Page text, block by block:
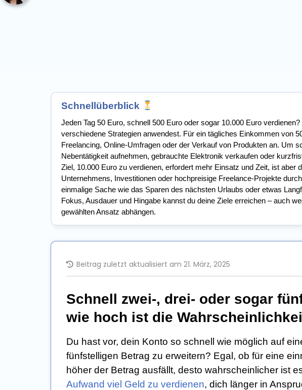
Schnellüberblick
Jeden Tag 50 Euro, schnell 500 Euro oder sogar 10.000 Euro
verschiedene Strategien anwendest. Für ein tägliches Einkommen von
Freelancing, Online-Umfragen oder der Verkauf von Produkten an. Um
Nebentätigkeit aufnehmen, gebrauchte Elektronik verkaufen oder
Ziel, 10.000 Euro zu verdienen, erfordert mehr Einsatz und Zeit, ist aber
Unternehmens, Investitionen oder hochpreisige Freelance-Projekte
einmalige Sache wie das Sparen des nächsten Urlaubs oder etwas
Fokus, Ausdauer und Hingabe kannst du deine Ziele erreichen – auch
gewählten Ansatz abhängen.
Beitrag zuletzt aktualisiert am 21. März, 2025
Schnell zwei-, drei- oder sogar
wie hoch ist die
Du hast vor, dein Konto so schnell wie möglich auf
fünfstelligen Betrag zu erweitern? Egal, ob für eine
höher der Betrag ausfällt, desto wahrscheinlicher ist
Aufwand viel Geld zu verdienen, dich länger in